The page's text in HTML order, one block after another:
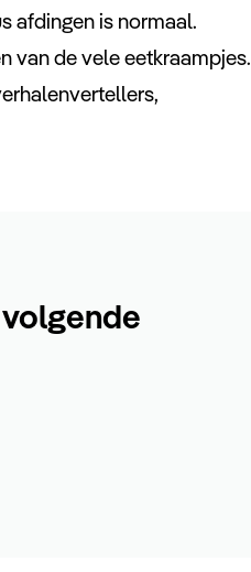
afdingen is normaal.
van de vele eetkraampjes.